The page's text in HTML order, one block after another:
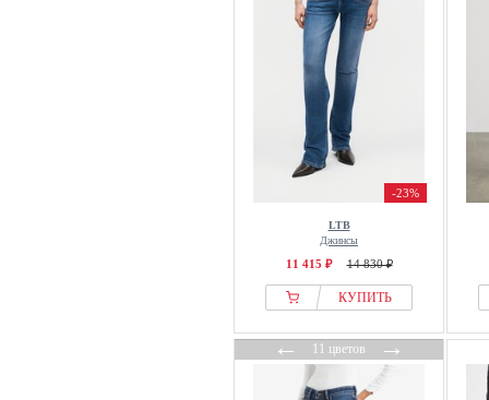
-23%
LTB
Джинсы
11 415 ₽ 14 830 ₽
КУПИТЬ
←11 цветов→